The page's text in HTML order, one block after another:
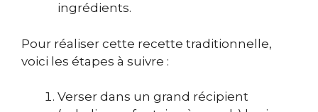
ingrédients.
Pour réaliser cette recette traditionnelle,
voici les étapes à suivre :
Verser dans un grand récipient